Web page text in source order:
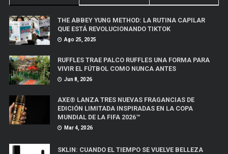
THE ABBEY YUNG METHOD: LA RUTINA CAPILAR
QUE ESTÁ REVOLUCIONANDO TIKTOK
Ago 25, 2025
RUFFLES TRAE PALCO RUFFLES UNA FORMA PARA
VIVIR EL FÚTBOL COMO NUNCA ANTES
Jun 8, 2026
AXE® LANZA TRES NUEVAS FRAGANCIAS DE
EDICIÓN LIMITADA INSPIRADAS EN LA COPA
MUNDIAL DE LA FIFA 2026™
Mar 4, 2026
SKLIN: CUANDO EL TIEMPO SE VUELVE BELLEZA